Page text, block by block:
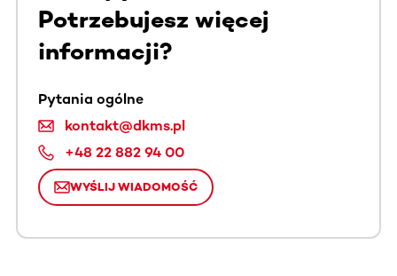
Potrzebujesz więcej
informacji?
Pytania ogólne
kontakt@dkms.pl
+48 22 882 94 00
WYŚLIJ WIADOMOŚĆ